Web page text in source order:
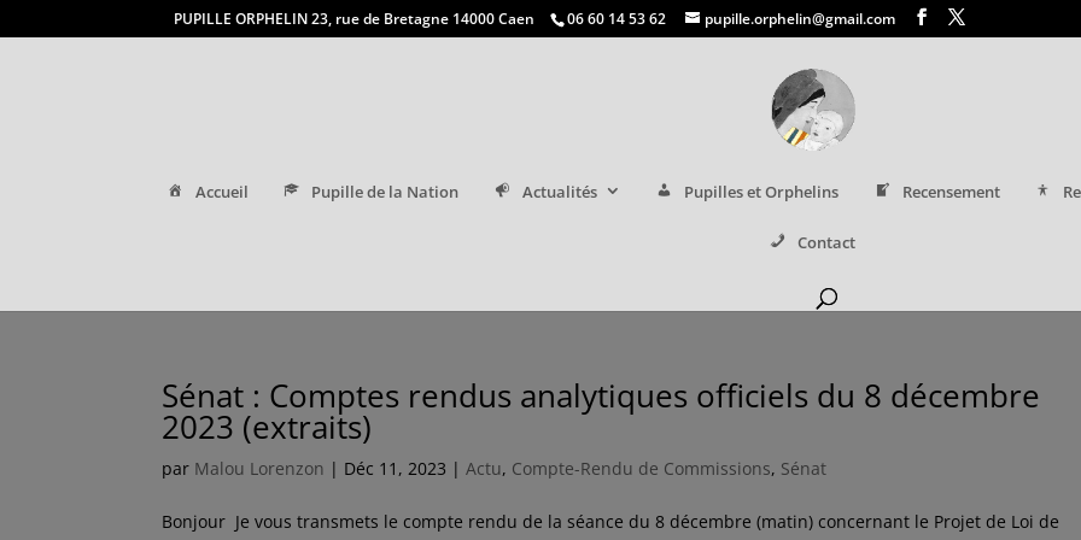
PUPILLE ORPHELIN 23, rue de Bretagne 14000 Caen 06 60 14 53 62 pupille.orphelin@gmail.com
Accueil Pupille de la Nation Actualités Pupilles et Orphelins Recensement
Contact
Sénat : Comptes rendus analytiques officiels du 8 décembre
2023 (extraits)
par Malou Lorenzon | Déc 11, 2023 |Actu, Compte-Rendu de Commissions, Sénat
Bonjour Je vous transmets le compte rendu de la séance du 8 décembre (matin) concernant le Projet de Loi de